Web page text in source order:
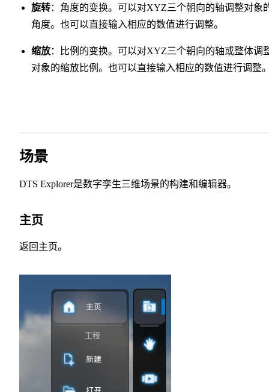
旋转：角度的变换。可以对XYZ三个朝向的轴调整对象
角度。也可以直接输入相应的数值进行调整。
缩放：比例的变换。可以对XYZ三个朝向的轴或整体调
对象的缩放比例。也可以直接输入相应的数值进行调整
场景
DTS Explorer是数字孪生三维场景的构建和编辑器。
主页
返回主页。